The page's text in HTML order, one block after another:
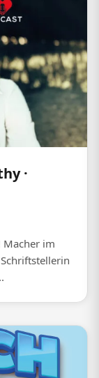
·
Macher im